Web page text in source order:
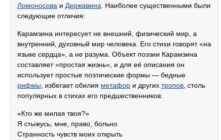
Ломоносова и Державина. Наиболее существенными были
следующие отличия:
Карамзина интересует не внешний, физический мир, а
внутренний, духовный мир человека. Его стихи говорят «на
языке сердца», а не разума. Объект поэзии Карамзина
составляет «простая жизнь», и для её описания он
использует простые поэтические формы — бедные
рифмы, избегает обилия метафор и других тропов, столь
популярных в стихах его предшественников.
«Кто же милая твоя?»
Я стыжусь; мне, право, больно
Странность чувств моих открыть